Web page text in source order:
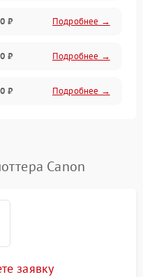
₽ Подробнее →
₽ Подробнее →
₽ Подробнее →
Canon
заявку